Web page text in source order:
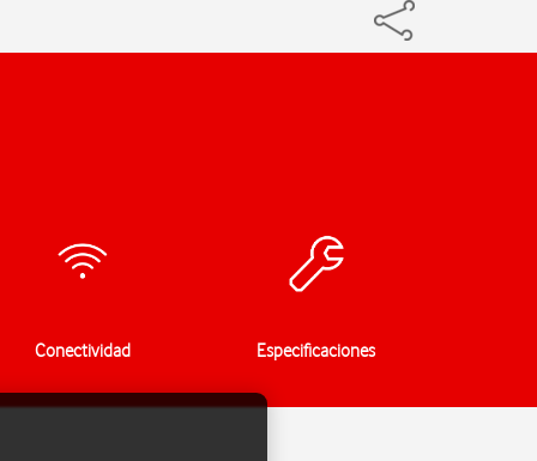
Conectividad Especificaciones